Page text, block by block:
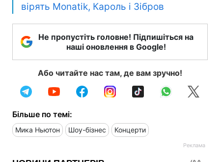
вірять Monatik, Кароль і Зібров
Не пропустіть головне! Підпишіться на
наші оновлення в Google!
Або читайте нас там, де вам зручно!
Більше по темі:
Мика Ньютон Шоу-бізнес Концерти